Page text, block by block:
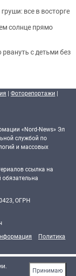
все в восторге
солнце прямо
с детьми без
| Фоторепортажи |
«Nord-News» Эл
службой по
и массовых
ссылка на
обязательна
ОГРН
Политика
Принимаю